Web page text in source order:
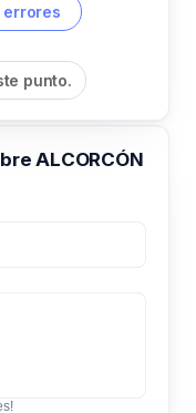
errores
punto.
ALCORCÓN